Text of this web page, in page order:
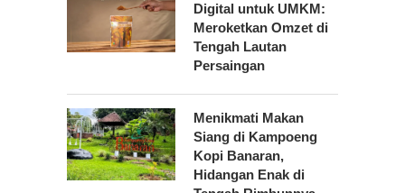
Digital untuk UMKM:
Meroketkan Omzet di
Tengah Lautan
Persaingan
Menikmati Makan
Siang di Kampoeng
Kopi Banaran,
Hidangan Enak di